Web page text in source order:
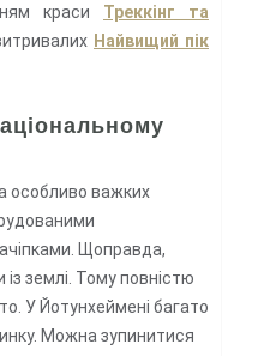
краси Треккінг та
Найвищий пік
особливо важких
Щоправда,
землі. Тому повністю
У Йотунхеймені багато
Можна зупинитися